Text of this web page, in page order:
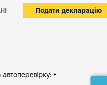
Подати декларацію